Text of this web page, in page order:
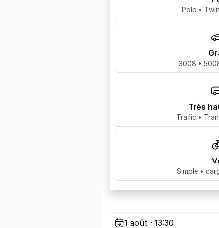
Polo •
3008 •
Très
Trafic •
Simple •
1 août · 13:30